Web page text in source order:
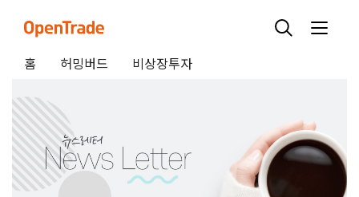
홈 허밍버드 비상장투자